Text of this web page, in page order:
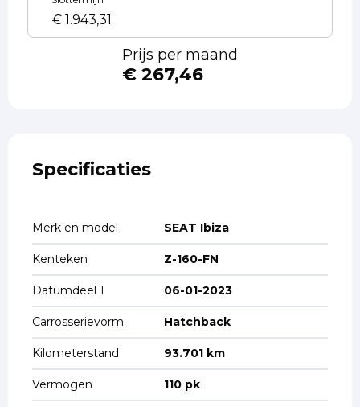
Prijs per maand
€ 267,46
Specificaties
Merk en model SEAT Ibiza
Kenteken Z-160-FN
Datumdeel 1 06-01-2023
Carrosserievorm Hatchback
Kilometerstand 93.701 km
Vermogen 110 pk